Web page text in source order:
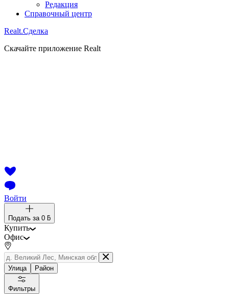
Редакция
Справочный центр
Realt.Сделка
Скачайте приложение Realt
Войти
Подать за 0 ƃ
Купить
Офис
Улица Район
Фильтры